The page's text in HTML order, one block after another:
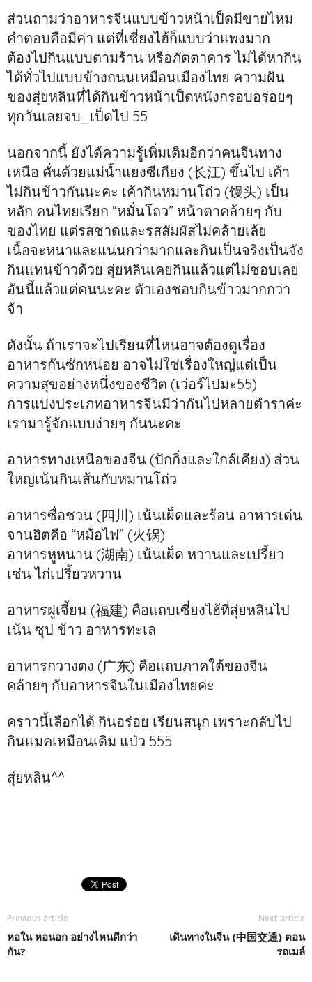
ส่วนถามว่าอาหารจีนแบบข้าวหน้าเป็ดมีขายไหม
คำตอบคือมีค่า แต่ที่เซี่ยงไฮ้ก็แบบว่าแพงมาก
ต้องไปกินแบบตามร้าน หรือภัตตาคาร ไม่ได้หากิน
ได้ทั่วไปแบบข้างถนนเหมือนเมืองไทย ความฝัน
ของสุ่ยหลินที่ได้กินข้าวหน้าเป็ดหนังกรอบอร่อยๆ
ทุกวันเลยจบ_เป็ดไป 55
นอกจากนี้ ยังได้ความรู้เพิ่มเติมอีกว่าคนจีนทาง
เหนือ คั่นด้วยแม่น้ำแยงซีเกียง (长江) ขึ้นไป เค้า
ไม่กินข้าวกันนะคะ เค้ากินหมานโถ่ว (馒头) เป็น
หลัก คนไทยเรียก “หมั่นโถว” หน้าตาคล้ายๆ กับ
ของไทย แต่รสชาดและรสสัมผัสไม่คล้ายเล้ย
เนื้อจะหนาและแน่นกว่ามากและกินเป็นจริงเป็นจัง
กินแทนข้าวด้วย สุ่ยหลินเคยกินแล้วแต่ไม่ชอบเลย
อันนี้แล้วแต่คนนะคะ ตัวเองชอบกินข้าวมากกว่า
จ้า
ดังนั้น ถ้าเราจะไปเรียนที่ไหนอาจต้องดูเรื่อง
อาหารกันซักหน่อย อาจไม่ใช่เรื่องใหญ่แต่เป็น
ความสุขอย่างหนึ่งของชีวิต (เว่อร์ไปมะ55)
การแบ่งประเภทอาหารจีนมีว่ากันไปหลายตำราค่ะ
เรามารู้จักแบบง่ายๆ กันนะคะ
อาหารทางเหนือของจีน (ปักกิ่งและใกล้เคียง) ส่วน
ใหญ่เน้นกินเส้นกับหมานโถ่ว
อาหารซื่อชวน (四川) เน้นเผ็ดและร้อน อาหารเด่น
จานฮิตคือ “หม้อไฟ” (火锅)
อาหารหูหนาน (湖南) เน้นเผ็ด หวานและเปรี้ยว
เช่น ไก่เปรี้ยวหวาน
อาหารฝูเจี้ยน (福建) คือแถบเซี่ยงไฮ้ที่สุ่ยหลินไป
เน้น ซุป ข้าว อาหารทะเล
อาหารกวางตง (广东) คือแถบภาคใต้ของจีน
คล้ายๆ กับอาหารจีนในเมืองไทยค่ะ
คราวนี้เลือกได้ กินอร่อย เรียนสนุก เพราะกลับไป
กินแมคเหมือนเดิม แป่ว 555
สุ่ยหลิน^^
Previous article
หอใน หอนอก อย่างไหนดีกว่า
กัน?
Next article
เดินทางในจีน (中国交通) ตอน
รถเมล์